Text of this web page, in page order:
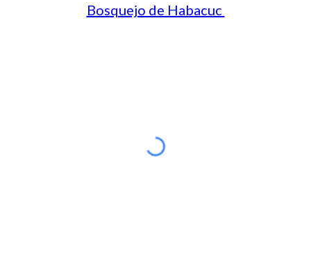
Bosquejo de Habacuc